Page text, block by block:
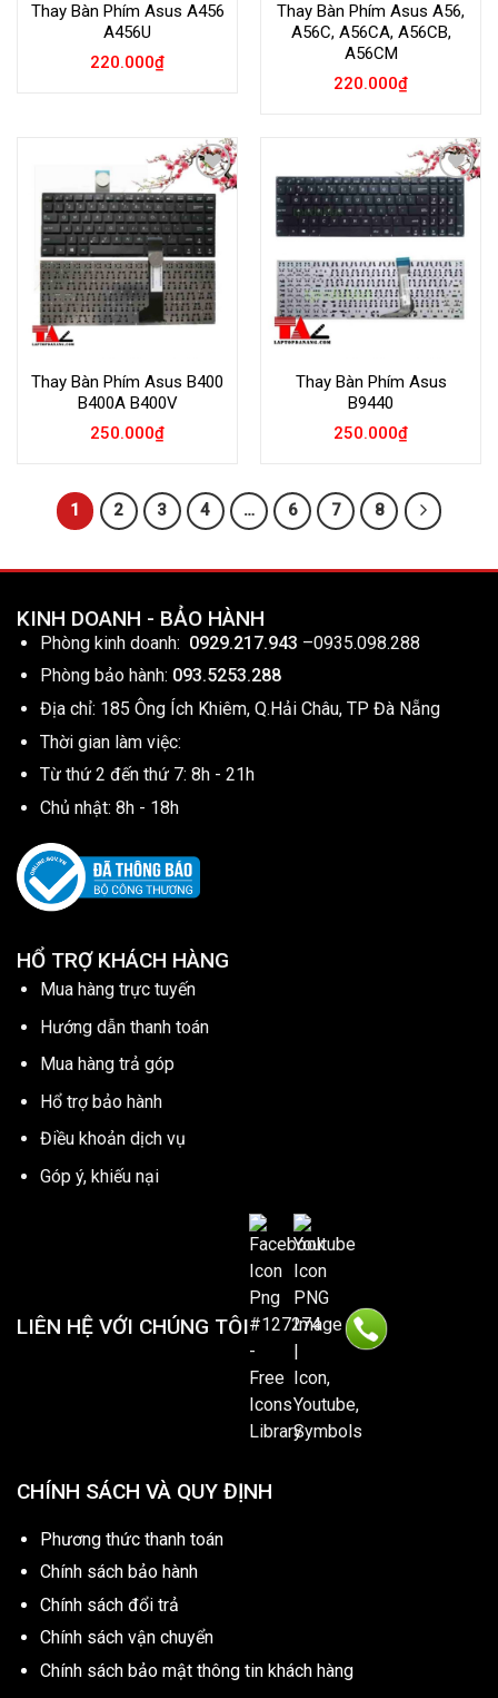
Thay Bàn Phím Asus A456
A456U
220.000₫
Thay Bàn Phím Asus A56,
A56C, A56CA, A56CB,
A56CM
220.000₫
Add to
Wishlist
Thay Bàn Phím Asus B400
B400A B400V
250.000₫
Add to
Wishlist
Thay Bàn Phím Asus
B9440
250.000₫
1 2 3 4 … 6 7 8
KINH DOANH - BẢO HÀNH
Phòng kinh doanh: 0929.217.943 –0935.098.288
Phòng bảo hành: 093.5253.288
Địa chỉ: 185 Ông Ích Khiêm, Q.Hải Châu, TP Đà Nẵng
Thời gian làm việc:
Từ thứ 2 đến thứ 7: 8h - 21h
Chủ nhật: 8h - 18h
HỔ TRỢ KHÁCH HÀNG
Mua hàng trực tuyến
Hướng dẫn thanh toán
Mua hàng trả góp
Hổ trợ bảo hành
Điều khoản dịch vụ
Góp ý, khiếu nại
LIÊN HỆ VỚI CHÚNG TÔI
CHÍNH SÁCH VÀ QUY ĐỊNH
Phương thức thanh toán
Chính sách bảo hành
Chính sách đổi trả
Chính sách vận chuyển
Chính sách bảo mật thông tin khách hàng